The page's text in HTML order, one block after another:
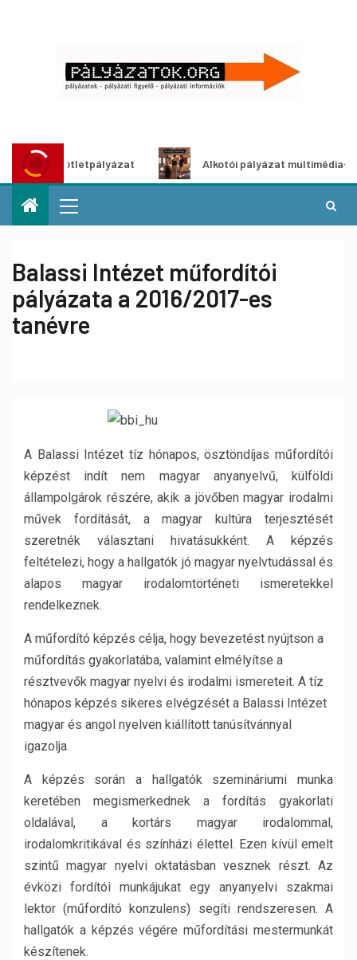
ötletpályázat Alkotói pályázat multimédia-
Balassi Intézet műfordítói
pályázata a 2016/2017-es
tanévre
A Balassi Intézet tíz hónapos, ösztöndíjas műfordítói
képzést indít nem magyar anyanyelvű, külföldi
állampolgárok részére, akik a jövőben magyar irodalmi
művek fordítását, a magyar kultúra terjesztését
szeretnék választani hivatásukként. A képzés
feltételezi, hogy a hallgatók jó magyar nyelvtudással és
alapos magyar irodalomtörténeti ismeretekkel
rendelkeznek.
A műfordító képzés célja, hogy bevezetést nyújtson a
műfordítás gyakorlatába, valamint elmélyítse a
résztvevők magyar nyelvi és irodalmi ismereteit. A tíz
hónapos képzés sikeres elvégzését a Balassi Intézet
magyar és angol nyelven kiállított tanúsítvánnyal
igazolja.
A képzés során a hallgatók szemináriumi munka
keretében megismerkednek a fordítás gyakorlati
oldalával, a kortárs magyar irodalommal,
irodalomkritikával és színházi élettel. Ezen kívül emelt
szintű magyar nyelvi oktatásban vesznek részt. Az
évközi fordítói munkájukat egy anyanyelvi szakmai
lektor (műfordító konzulens) segíti rendszeresen. A
hallgatók a képzés végére műfordítási mestermunkát
készítenek.